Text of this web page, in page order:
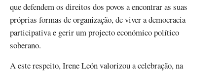
que defendem os direitos dos povos a encontrar as suas
próprias formas de organização, de viver a democracia
participativa e gerir um projecto económico político
soberano.
A este respeito, Irene León valorizou a celebração, na